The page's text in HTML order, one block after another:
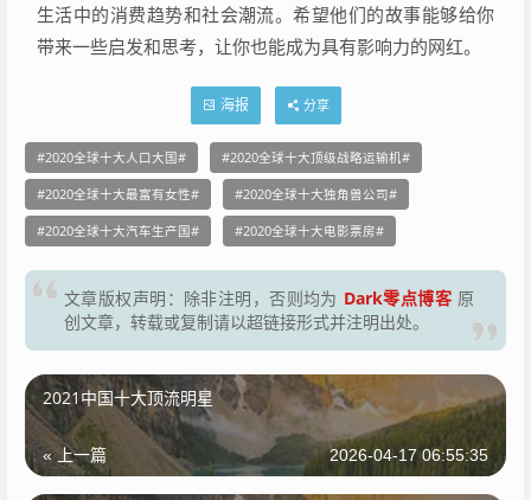
生活中的消费趋势和社会潮流。希望他们的故事能够给你
带来一些启发和思考，让你也能成为具有影响力的网红。
海报 分享
2020全球十大人口大国 2020全球十大顶级战略运输机
2020全球十大最富有女性 2020全球十大独角兽公司
2020全球十大汽车生产国 2020全球十大电影票房
文章版权声明：除非注明，否则均为 Dark零点博客 原
创文章，转载或复制请以超链接形式并注明出处。
2021中国十大顶流明星
« 上一篇 2026-04-17 06:55:35